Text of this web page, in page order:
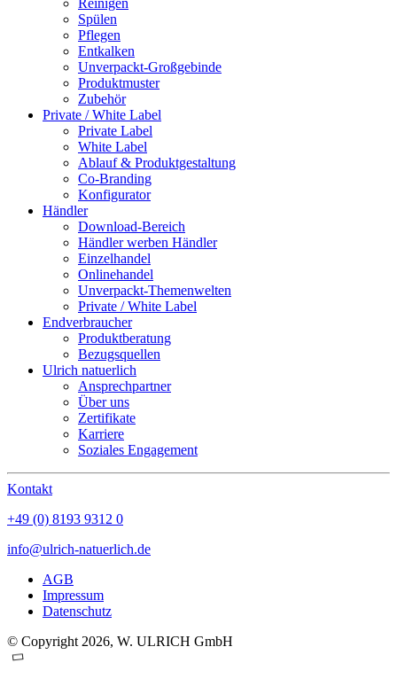
Spülen
Pflegen
Entkalken
Unverpackt-Großgebinde
Produktmuster
Zubehör
Private / White Label
Private Label
White Label
Ablauf & Produktgestaltung
Co-Branding
Konfigurator
Händler
Download-Bereich
Händler werben Händler
Einzelhandel
Onlinehandel
Unverpackt-Themenwelten
Private / White Label
Endverbraucher
Produktberatung
Bezugsquellen
Ulrich natuerlich
Ansprechpartner
Über uns
Zertifikate
Karriere
Soziales Engagement
Kontakt
+49 (0) 8193 9312 0
info@ulrich-natuerlich.de
AGB
Impressum
Datenschutz
© Copyright 2026, W. ULRICH GmbH